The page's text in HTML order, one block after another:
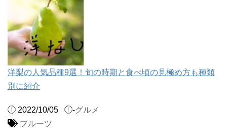
洋梨の人気品種9選！旬の時期と食べ頃の見極め方も種類
別に紹介
2022/10/05 -グルメ
フルーツ